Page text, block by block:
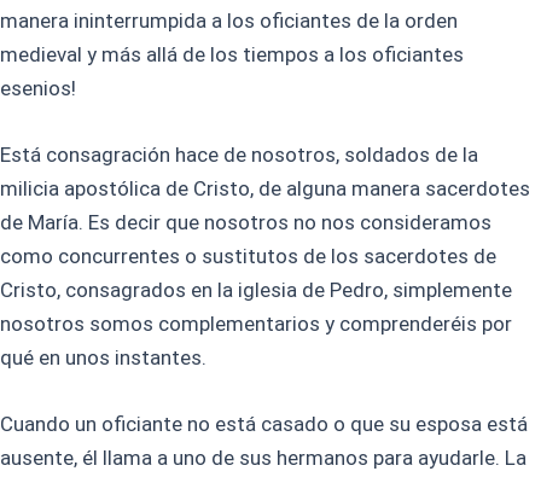
manera ininterrumpida a los oficiantes de la orden
medieval y más allá de los tiempos a los oficiantes
esenios!
Está consagración hace de nosotros, soldados de la
milicia apostólica de Cristo, de alguna manera sacerdotes
de María. Es decir que nosotros no nos consideramos
como concurrentes o sustitutos de los sacerdotes de
Cristo, consagrados en la iglesia de Pedro, simplemente
nosotros somos complementarios y comprenderéis por
qué en unos instantes.
Cuando un oficiante no está casado o que su esposa está
ausente, él llama a uno de sus hermanos para ayudarle. La